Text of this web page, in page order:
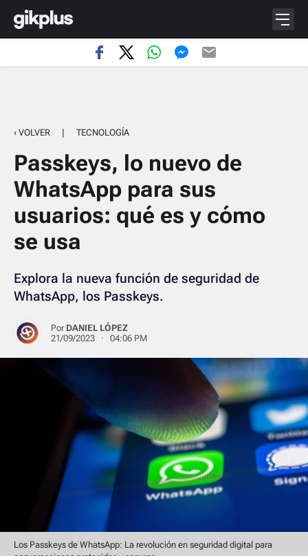
‹ VOLVER | TECNOLOGÍA
Passkeys, lo nuevo de
WhatsApp para sus
usuarios: qué es y cómo
se usa
Explora la nueva función de seguridad de
WhatsApp, los Passkeys.
Por DANIEL LÓPEZ
21/09/2023 · 04:06 PM
Los Passkeys de WhatsApp: La revolución en seguridad digital para